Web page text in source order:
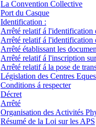
La Convention Collective
Port du Casque
Identification :
Arrêté relatif á l'identification
Arrêté relatif á l'identification
Arrêté établissant les
Arrêté relatif á l'inscription
Arrêté relatif á la pose de
Législation des Centres
Conditions á respecter
Décret
Arrêté
Organisation des Activités
Résumé de la Loi sur les APS